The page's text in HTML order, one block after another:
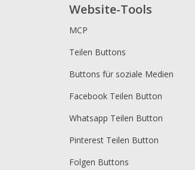
Website-Tools
MCP
Teilen Buttons
Buttons für soziale Medien
Facebook Teilen Button
Whatsapp Teilen Button
Pinterest Teilen Button
Folgen Buttons